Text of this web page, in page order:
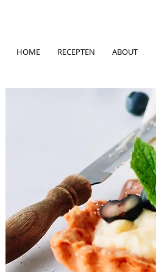
HOME RECEPTEN ABOUT